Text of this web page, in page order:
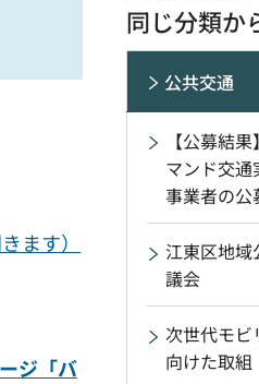
ます）
ジ「バ
同じ分類か
公共交通
【公募結
マンド交
事業者の公
江東区地
議会
次世代モビ
向けた取組